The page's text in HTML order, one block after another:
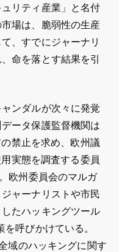
リティ産業」と名付
場は、脆弱性の生産
、すでにジャーナリ
命を落とす結果を引
ンダルが次々に発覚
ータ保護監督機関は
禁止を求め、欧州議
実態を調査する委員
欧州委員会のマルガ
ャーナリストや市民
たハッキングツール
呼びかけている。
域のハッキングに関す